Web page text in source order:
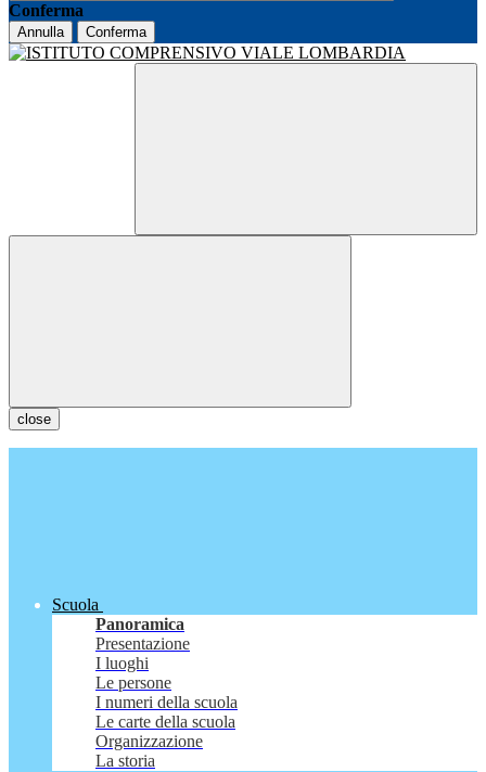
Conferma
Annulla Conferma
close
Scuola
Panoramica
Presentazione
I luoghi
Le persone
I numeri della scuola
Le carte della scuola
Organizzazione
La storia